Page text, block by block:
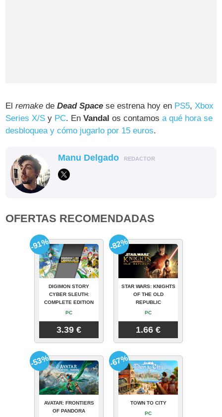
Elremake deDead Space se estrena hoy en PS5,Xbox
Series X/S y PC. EnVandal os contamosa qué hora se
desbloquea y cómo jugarlo por 15 euros.
Manu Delgado REDACTOR
OFERTAS RECOMENDADAS
DIGIMON STORY
CYBER SLEUTH:
COMPLETE EDITION
PC
3.39 €
-91%
STAR WARS: KNIGHTS
OF THE OLD
REPUBLIC
PC
1.66 €
-82%
AVATAR: FRONTIERS
OF PANDORA
-53%
TOWN TO CITY
PC
-67%